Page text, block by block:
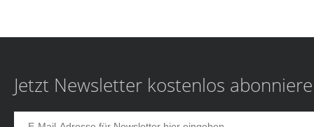
Jetzt Newsletter kostenlos